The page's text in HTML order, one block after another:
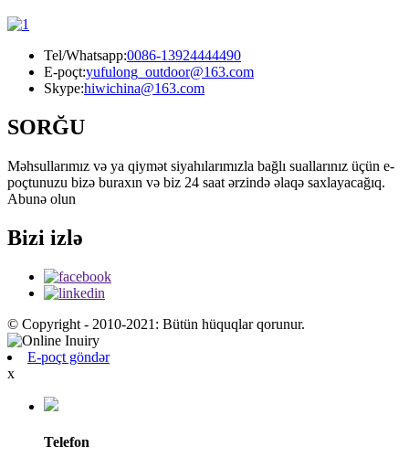
Tel/Whatsapp:0086-13924444490
E-poçt:yufulong_outdoor@163.com
Skype:hiwichina@163.com
SORĞU
Məhsullarımız və ya qiymət siyahılarımızla bağlı suallarınız üçün e-
poçtunuzu bizə buraxın və biz 24 saat ərzində əlaqə saxlayacağıq.
Abunə olun
Bizi izlə
© Copyright - 2010-2021: Bütün hüquqlar qorunur.
E-poçt göndər
x
Telefon